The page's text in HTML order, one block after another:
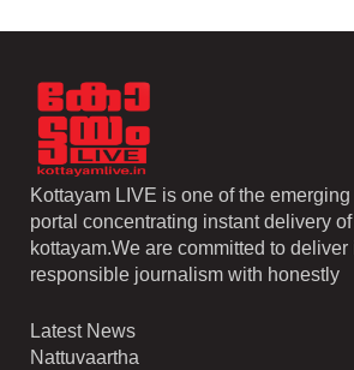
Kottayam LIVE is one of the
portal concentrating instant delivery
kottayam.We are committed to deliver
responsible journalism with honestly
Latest News
Nattuvaartha